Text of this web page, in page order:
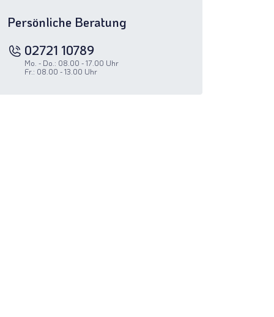
Persönliche Beratung
02721 10789
Mo. - Do.: 08.00 - 17.00 Uhr
Fr.: 08.00 - 13.00 Uhr